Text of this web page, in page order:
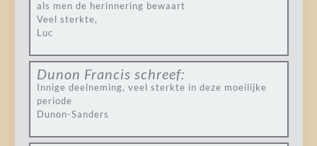
als men de herinnering bewaart
Veel sterkte,
Luc
Dunon Francis schreef:
Innige deelneming, veel sterkte in deze moeilijke
periode
Dunon-Sanders